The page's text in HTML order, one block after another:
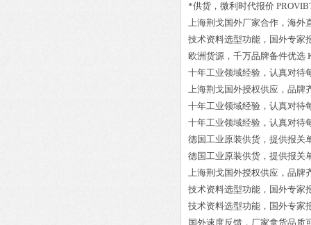
*供货，微利时代报价
上海荆戈国外厂家合作，海外
技术资料选型功能，国外专家
欧洲货源，千万品牌备件优选
十年工业领域经验，认真对待
上海荆戈国外授权供应，品牌
十年工业领域经验，认真对待
十年工业领域经验，认真对待
德国工业原装供货，提供报关
德国工业原装供货，提供报关
上海荆戈国外授权供应，品牌
技术资料选型功能，国外专家
技术资料选型功能，国外专家
国外速度反馈，厂家拿货品质